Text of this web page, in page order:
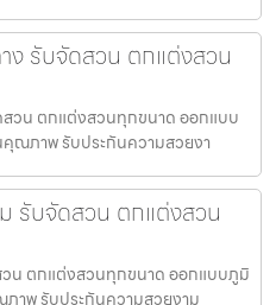
รับจัดสวน ตกแต่งสวน
วน ตกแต่งสวนทุกขนาด ออกแบบ
คุณภาพ รับประกันความสวยงา
รับจัดสวน ตกแต่งสวน
น ตกแต่งสวนทุกขนาด ออกแบบภูมิ
ภาพ รับประกันความสวยงาม